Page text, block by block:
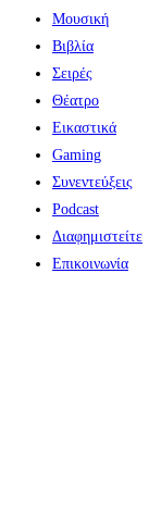
Μουσική
Βιβλία
Σειρές
Θέατρο
Εικαστικά
Gaming
Συνεντεύξεις
Podcast
Διαφημιστείτε
Επικοινωνία